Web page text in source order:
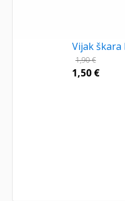
Vijak škara
1,90€
1,50 €